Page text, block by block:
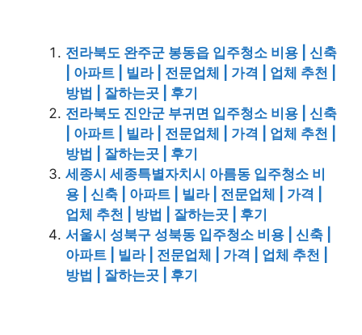
전라북도 완주군 봉동읍 입주청소 비용 | 신축
| 아파트 | 빌라 | 전문업체 | 가격 | 업체 추천 |
방법 | 잘하는곳 | 후기
전라북도 진안군 부귀면 입주청소 비용 | 신축
| 아파트 | 빌라 | 전문업체 | 가격 | 업체 추천 |
방법 | 잘하는곳 | 후기
세종시 세종특별자치시 아름동 입주청소 비
용 | 신축 | 아파트 | 빌라 | 전문업체 | 가격 |
업체 추천 | 방법 | 잘하는곳 | 후기
서울시 성북구 성북동 입주청소 비용 | 신축 |
아파트 | 빌라 | 전문업체 | 가격 | 업체 추천 |
방법 | 잘하는곳 | 후기